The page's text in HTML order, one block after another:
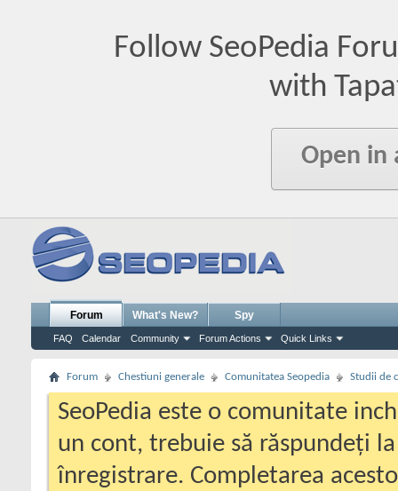
Follow SeoPedia
with
Open in
Forum
FAQ Calendar Community Forum Actions Quick Links
What's New? Spy
Forum Chestiuni generale Comunitatea Seopedia Studii de
SeoPedia este o comunitate
un cont, trebuie să răspundeți
înregistrare. Completarea